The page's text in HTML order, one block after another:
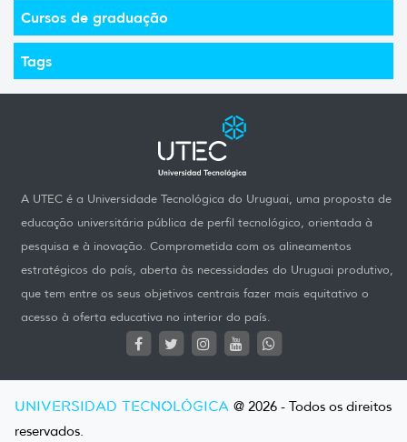
Cursos de graduação
Tags
A UTEC é a Universidade Tecnológica do Uruguai, uma proposta de
educação universitária pública de perfil tecnológico, orientada à
pesquisa e à inovação. Comprometida com os alineamentos
estratégicos do país, aberta às necessidades do Uruguai produtivo,
que tem entre os seus objetivos centrais fazer mais equitativo o
acesso à oferta educativa no interior do país.
UNIVERSIDAD TECNOLÓGICA @ 2026 - Todos os direitos
reservados.